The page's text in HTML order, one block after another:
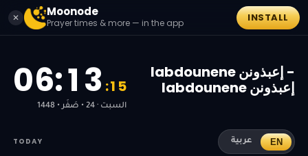
✕ Moonode
Prayer times & more — in the app INSTALL
06:13 :1 5
السبت · 24 • صَفَر • 1448
Iabdounene إعبذونن -
Iabdounene إعبذونن
TODAY عربية EN